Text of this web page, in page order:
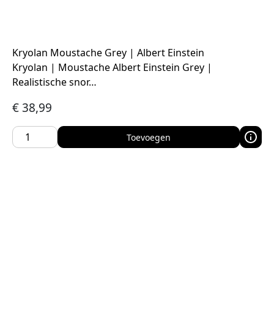
Kryolan Moustache Grey | Albert Einstein
Kryolan | Moustache Albert Einstein Grey |
Realistische snor…
€38,99
Toevoegen